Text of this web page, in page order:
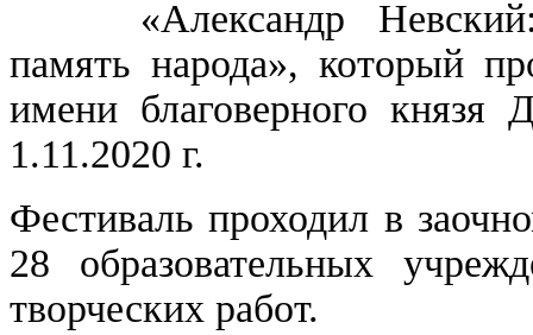
«Александр
память народа», который
имени благоверного князя
1.11.2020 г.
Фестиваль проходил в
28 образовательных
творческих работ.